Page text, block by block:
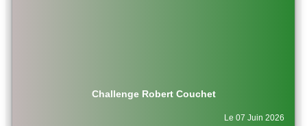
Challenge Robert Couchet
Le 07 Juin 2026